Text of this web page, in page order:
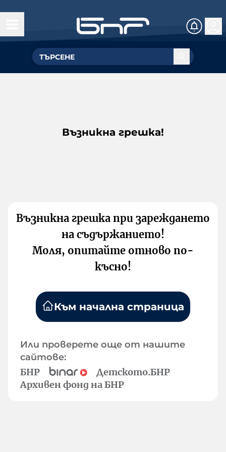
Възникна грешка!
Възникна грешка при зареждането
на съдържанието!
Моля, опитайте отново по-
късно!
Към начална страница
Или проверете още от нашите
сайтове:
БНР
Детското.БНР
Архивен фонд на БНР